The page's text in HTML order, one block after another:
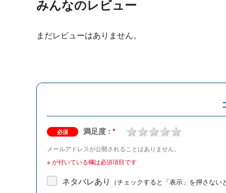
みんなのレビュー
まだレビューはありません。
必須 満足度 : * 4 stars
3 stars
2 stars
1 star
メールアドレスが公開されることはありません。
※が付いている欄は必須項目です
ネタバレあり （チェックすると「表示」を押さな